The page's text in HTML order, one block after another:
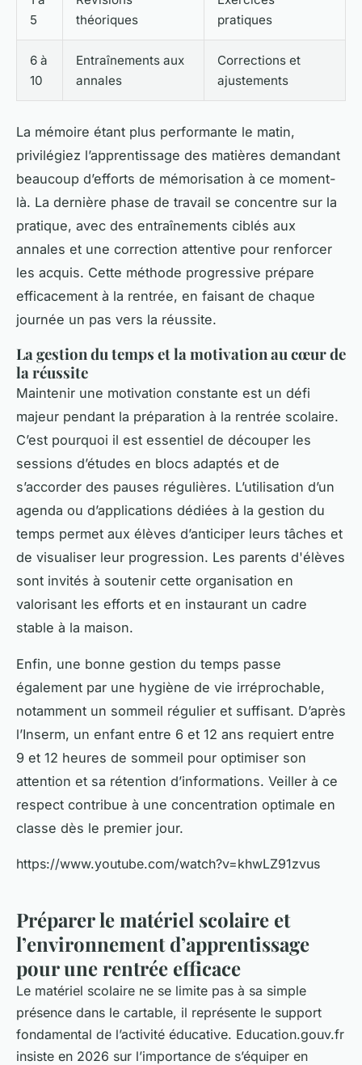
5
théoriques
pratiques
6 à
10
Entraînements aux
annales
Corrections et
ajustements
La mémoire étant plus performante le matin,
privilégiez l’apprentissage des matières demandant
beaucoup d’efforts de mémorisation à ce moment-
là. La dernière phase de travail se concentre sur la
pratique, avec des entraînements ciblés aux
annales et une correction attentive pour renforcer
les acquis. Cette méthode progressive prépare
efficacement à la rentrée, en faisant de chaque
journée un pas vers la réussite.
La gestion du temps et la motivation au cœur de
la réussite
Maintenir une motivation constante est un défi
majeur pendant la préparation à la rentrée scolaire.
C’est pourquoi il est essentiel de découper les
sessions d’études en blocs adaptés et de
s’accorder des pauses régulières. L’utilisation d’un
agenda ou d’applications dédiées à la gestion du
temps permet aux élèves d’anticiper leurs tâches et
de visualiser leur progression. Les parents d'élèves
sont invités à soutenir cette organisation en
valorisant les efforts et en instaurant un cadre
stable à la maison.
Enfin, une bonne gestion du temps passe
également par une hygiène de vie irréprochable,
notamment un sommeil régulier et suffisant. D’après
l’Inserm, un enfant entre 6 et 12 ans requiert entre
9 et 12 heures de sommeil pour optimiser son
attention et sa rétention d’informations. Veiller à ce
respect contribue à une concentration optimale en
classe dès le premier jour.
https://www.youtube.com/watch?v=khwLZ91zvus
Préparer le matériel scolaire et
l’environnement d’apprentissage
pour une rentrée efficace
Le matériel scolaire ne se limite pas à sa simple
présence dans le cartable, il représente le support
fondamental de l’activité éducative. Education.gouv.fr
insiste en 2026 sur l’importance de s’équiper en